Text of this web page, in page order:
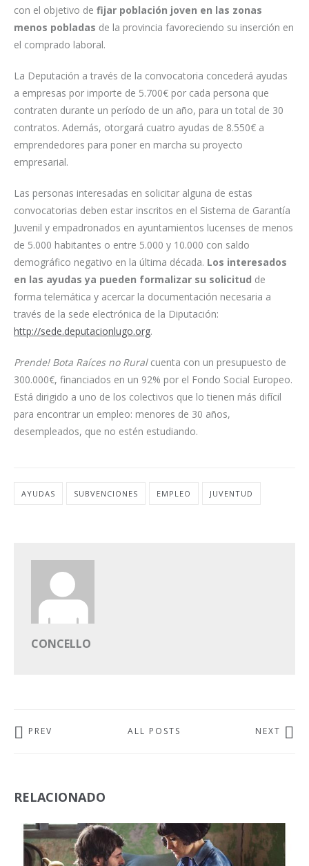
con el objetivo de fijar población joven en las zonas
menos pobladas de la provincia favoreciendo su inserción en
el comprado laboral.
La Deputación a través de la convocatoria concederá ayudas
a empresas por importe de 5.700€ por cada persona que
contraten durante un período de un año, para un total de 30
contratos. Además, otorgará cuatro ayudas de 8.550€ a
emprendedores para poner en marcha su proyecto
empresarial.
Las personas interesadas en solicitar alguna de estas
convocatorias deben estar inscritos en el Sistema de Garantía
Juvenil y empadronados en ayuntamientos lucenses de menos
de 5.000 habitantes o entre 5.000 y 10.000 con saldo
demográfico negativo en la última década. Los interesados
en las ayudas ya pueden formalizar su solicitud de
forma telemática y acercar la documentación necesaria a
través de la sede electrónica de la Diputación:
http://sede.deputacionlugo.org.
Prende! Bota Raíces no Rural cuenta con un presupuesto de
300.000€, financiados en un 92% por el Fondo Social Europeo.
Está dirigido a uno de los colectivos que lo tienen más difícil
para encontrar un empleo: menores de 30 años,
desempleados, que no estén estudiando.
AYUDAS SUBVENCIONES EMPLEO JUVENTUD
CONCELLO
PREV ALL POSTS NEXT
RELACIONADO